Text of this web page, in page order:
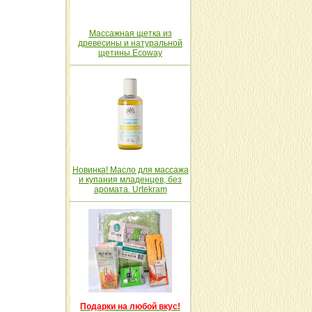
Массажная щетка из
древесины и натуральной
щетины.Ecoway
Новинка! Масло для массажа
и купания младенцев, без
аромата. Urtekram
Подарки на любой вкус!